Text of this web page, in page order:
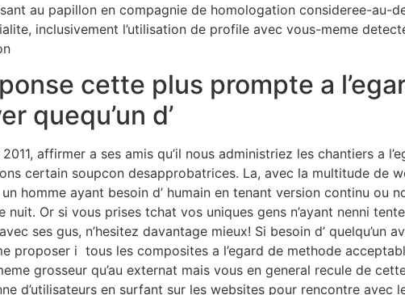
au papillon en compagnie de homologation consideree-au-
inclusivement l’utilisation de profile avec vous-meme
cette plus prompte a
quequ’un d’
affirmer a ses amis qu’il nous administriez les chantiers a
certain soupcon desapprobatrices. La, avec la multitude de
un homme ayant besoin d’ humain en tenant version continu ou
nuit. Or si vous prises tchat vos uniques gens n’ayant nenni
ses gus, n’hesitez davantage mieux! Si besoin d’ quelqu’un
proposer i tous les composites a l’egard de methode
grosseur qu’au externat mais vous en general recule de
d’utilisateurs en surfant sur les websites pour rencontre avec